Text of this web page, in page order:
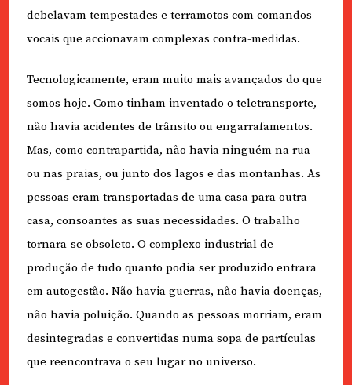
debelavam tempestades e terramotos com comandos
vocais que accionavam complexas contra-medidas.
Tecnologicamente, eram muito mais avançados do que
somos hoje. Como tinham inventado o teletransporte,
não havia acidentes de trânsito ou engarrafamentos.
Mas, como contrapartida, não havia ninguém na rua
ou nas praias, ou junto dos lagos e das montanhas. As
pessoas eram transportadas de uma casa para outra
casa, consoantes as suas necessidades. O trabalho
tornara-se obsoleto. O complexo industrial de
produção de tudo quanto podia ser produzido entrara
em autogestão. Não havia guerras, não havia doenças,
não havia poluição. Quando as pessoas morriam, eram
desintegradas e convertidas numa sopa de partículas
que reencontrava o seu lugar no universo.